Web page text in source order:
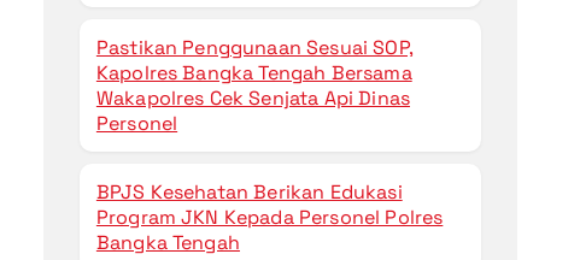
Pastikan Penggunaan Sesuai SOP,
Kapolres Bangka Tengah Bersama
Wakapolres Cek Senjata Api Dinas
Personel
BPJS Kesehatan Berikan Edukasi
Program JKN Kepada Personel Polres
Bangka Tengah